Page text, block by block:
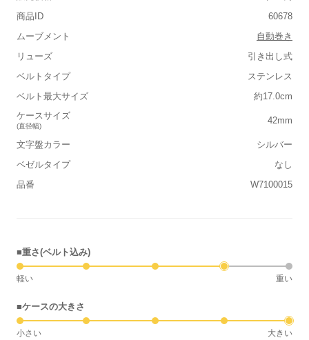
商品ID
60678
ムーブメント
自動巻き
リューズ
引き出し式
ベルトタイプ
ステンレス
ベルト最大サイズ
約17.0cm
ケースサイズ
(直径幅)
42mm
文字盤カラー
シルバー
ベゼルタイプ
なし
品番
W7100015
■重さ(ベルト込み)
軽い 重い
■ケースの大きさ
小さい 大きい